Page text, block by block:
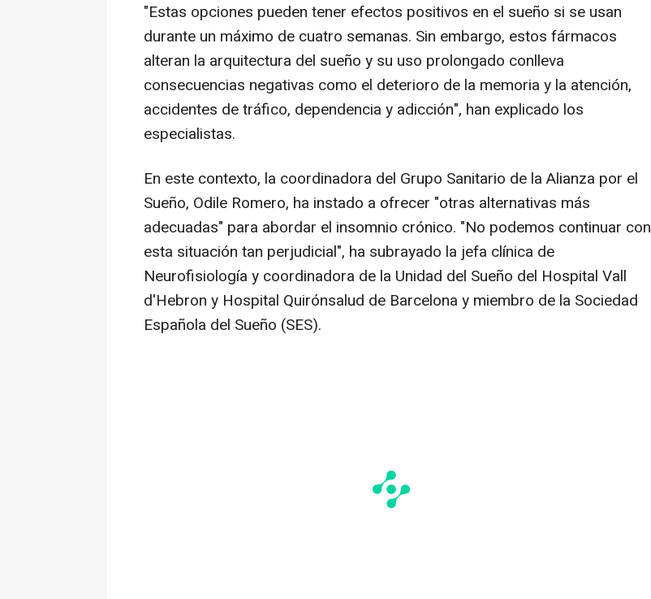
"Estas opciones pueden tener efectos positivos en el sueño si se usan
durante un máximo de cuatro semanas. Sin embargo, estos fármacos
alteran la arquitectura del sueño y su uso prolongado conlleva
consecuencias negativas como el deterioro de la memoria y la atención,
accidentes de tráfico, dependencia y adicción", han explicado los
especialistas.
En este contexto, la coordinadora del Grupo Sanitario de la Alianza por el
Sueño, Odile Romero, ha instado a ofrecer "otras alternativas más
adecuadas" para abordar el insomnio crónico. "No podemos continuar con
esta situación tan perjudicial", ha subrayado la jefa clínica de
Neurofisiología y coordinadora de la Unidad del Sueño del Hospital Vall
d'Hebron y Hospital Quirónsalud de Barcelona y miembro de la Sociedad
Española del Sueño (SES).